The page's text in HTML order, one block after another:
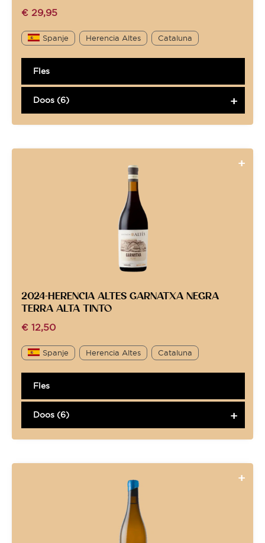
€ 29,95
Spanje Herencia Altes Cataluna
Fles
Doos (6)
2024-HERENCIA ALTES GARNATXA NEGRA
TERRA ALTA TINTO
€ 12,50
Spanje Herencia Altes Cataluna
Fles
Doos (6)